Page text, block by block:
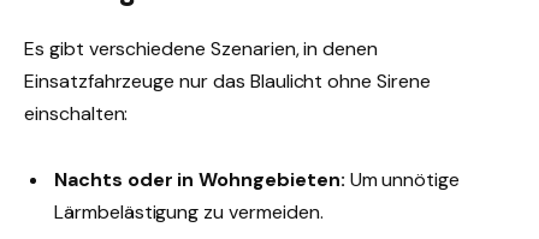
Es gibt verschiedene Szenarien, in denen
Einsatzfahrzeuge nur das Blaulicht ohne Sirene
einschalten:
Nachts oder in Wohngebieten: Um unnötige
Lärmbelästigung zu vermeiden.